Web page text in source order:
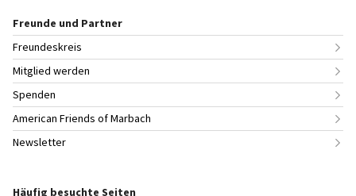
Freunde und Partner
Freundeskreis
Mitglied werden
Spenden
American Friends of Marbach
Newsletter
Häufig besuchte Seiten